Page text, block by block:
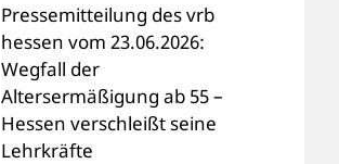
Pressemitteilung des vrb
hessen vom 23.06.2026:
Wegfall der
Altersermäßigung ab 55 –
Hessen verschleißt seine
Lehrkräfte